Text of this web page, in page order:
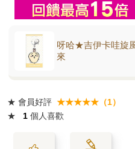
呀哈★吉伊卡哇旋
來
★ 會員好評 ★★★★★（1）
★
1 個人喜歡